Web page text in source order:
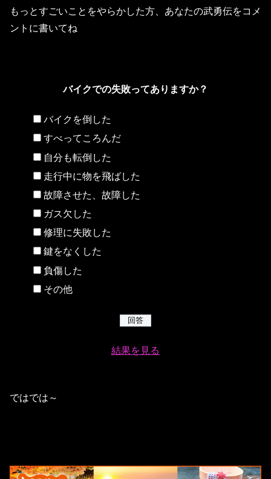
もっとすごいことをやらかした方、あなたの武勇伝をコメ
ントに書いてね
バイクでの失敗ってありますか？
バイクを倒した
すべってころんだ
自分も転倒した
走行中に物を飛ばした
故障させた、故障した
ガス欠した
修理に失敗した
鍵をなくした
負傷した
その他
結果を見る
ではでは～